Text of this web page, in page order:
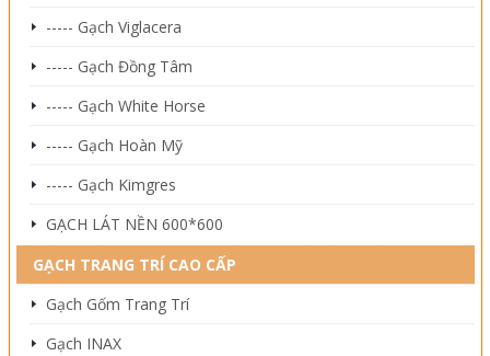
----- Gạch Viglacera
----- Gạch Đồng Tâm
----- Gạch White Horse
----- Gạch Hoàn Mỹ
----- Gạch Kimgres
GẠCH LÁT NỀN 600*600
GẠCH TRANG TRÍ CAO CẤP
Gạch Gốm Trang Trí
Gạch INAX